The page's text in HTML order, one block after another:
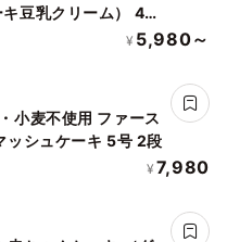
豆乳クリーム） 4号
&キッズ
¥ 5,980～
小麦不使用 ファース
ッシュケーキ 5号 2段
¥ 7,980